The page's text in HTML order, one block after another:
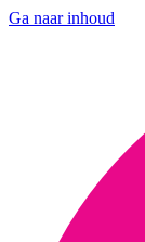
Ga naar inhoud